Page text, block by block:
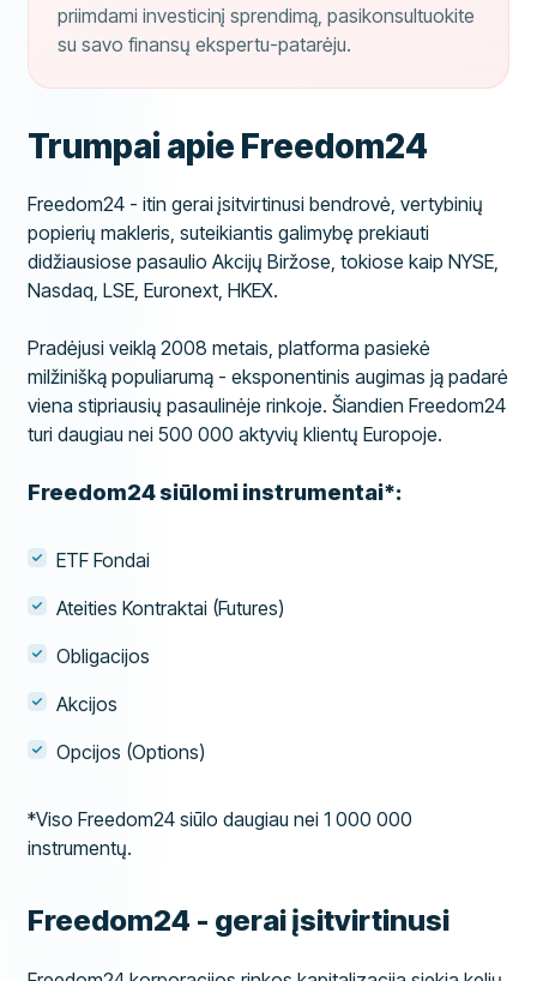
priimdami investicinį sprendimą, pasikonsultuokite
su savo finansų ekspertu-patarėju.
Trumpai apie Freedom24
Freedom24 - itin gerai įsitvirtinusi bendrovė, vertybinių
popierių makleris, suteikiantis galimybę prekiauti
didžiausiose pasaulio Akcijų Biržose, tokiose kaip NYSE,
Nasdaq, LSE, Euronext, HKEX.
Pradėjusi veiklą 2008 metais, platforma pasiekė
milžinišką populiarumą - eksponentinis augimas ją padarė
viena stipriausių pasaulinėje rinkoje. Šiandien Freedom24
turi daugiau nei 500 000 aktyvių klientų Europoje.
Freedom24 siūlomi instrumentai*:
ETF Fondai
Ateities Kontraktai (Futures)
Obligacijos
Akcijos
Opcijos (Options)
*Viso Freedom24 siūlo daugiau nei 1 000 000
instrumentų.
Freedom24 - gerai įsitvirtinusi